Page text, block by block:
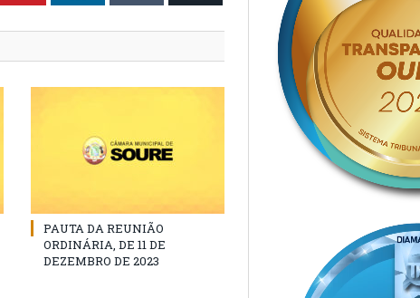
PAUTA DA REUNIÃO
ORDINÁRIA, DE 11 DE
DEZEMBRO DE 2023